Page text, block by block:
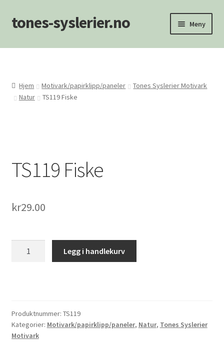
Hopp
til
Hopp
til
tones-syslerier.no Meny
Hjem
Min konto
Personvernerklæring
Salgsvilkår
Tips og ideer
Hjem Motivark/papirklipp/paneler
Tones Syslerier Motivark
Natur
TS119 Fiske
TS119 Fiske
kr29.00
Legg i handlekurv
Produktnummer: TS119
Kategorier: Motivark/papirklipp/paneler, Natur, Tones Syslerier
Motivark